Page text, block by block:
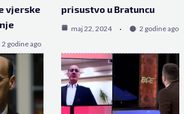
vjerske
2 godine ago
prisustvo u Bratuncu
maj 22, 2024 2 godine ago